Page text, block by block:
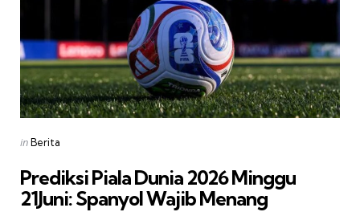
Posted
inBerita
Prediksi Piala Dunia 2026 Minggu
21Juni: Spanyol Wajib Menang